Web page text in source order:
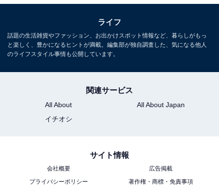
ライフ
話題の生活雑貨やファッション、お出かけスポット情報など、暮らしがもっ
と楽しく、豊かになるヒントが満載。編集部が独自調査した、気になる他人
のライフスタイル事情も公開しています。
関連サービス
All About
All About Japan
イチオシ
サイト情報
会社概要
広告掲載
プライバシーポリシー
著作権・商標・免責事項